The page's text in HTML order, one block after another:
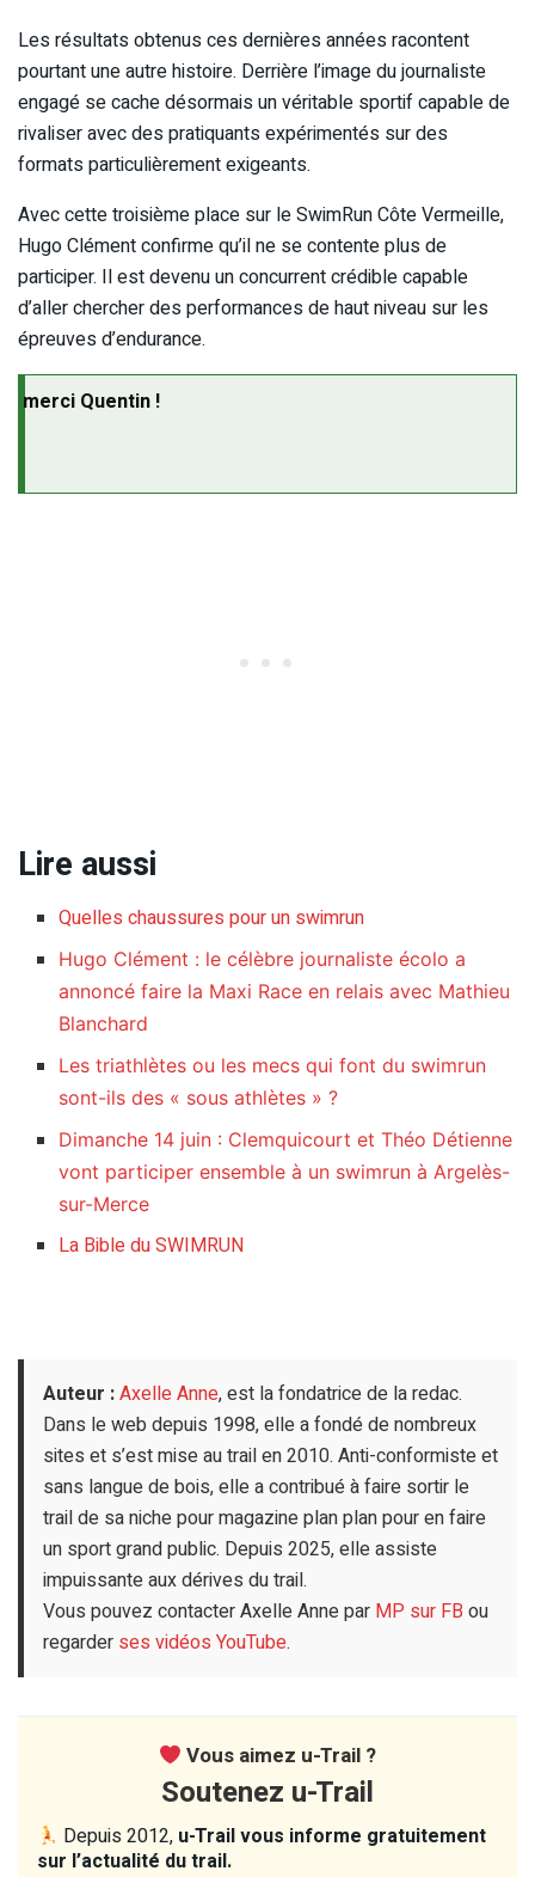
Les résultats obtenus ces dernières années racontent
pourtant une autre histoire. Derrière l’image du journaliste
engagé se cache désormais un véritable sportif capable de
rivaliser avec des pratiquants expérimentés sur des
formats particulièrement exigeants.
Avec cette troisième place sur le SwimRun Côte Vermeille,
Hugo Clément confirme qu’il ne se contente plus de
participer. Il est devenu un concurrent crédible capable
d’aller chercher des performances de haut niveau sur les
épreuves d’endurance.
merci Quentin !
Lire aussi
Quelles chaussures pour un swimrun
Hugo Clément : le célèbre journaliste écolo a
annoncé faire la Maxi Race en relais avec Mathieu
Blanchard
Les triathlètes ou les mecs qui font du swimrun
sont-ils des « sous athlètes » ?
Dimanche 14 juin : Clemquicourt et Théo Détienne
vont participer ensemble à un swimrun à Argelès-
sur-Merce
La Bible du SWIMRUN
Auteur :Axelle Anne, est la fondatrice de la redac.
Dans le web depuis 1998, elle a fondé de nombreux
sites et s’est mise au trail en 2010. Anti-conformiste et
sans langue de bois, elle a contribué à faire sortir le
trail de sa niche pour magazine plan plan pour en faire
un sport grand public. Depuis 2025, elle assiste
impuissante aux dérives du trail.
Vous pouvez contacter Axelle Anne par MP sur FB ou
regarder ses vidéos YouTube.
Vous aimez u-Trail ?
Soutenez u-Trail
Depuis 2012, u-Trail vous informe gratuitement
sur l’actualité du trail.